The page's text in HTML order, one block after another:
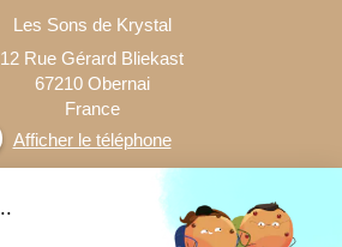
Les Sons de Krystal
12 Rue Gérard Bliekast
67210 Obernai
France
Afficher le téléphone